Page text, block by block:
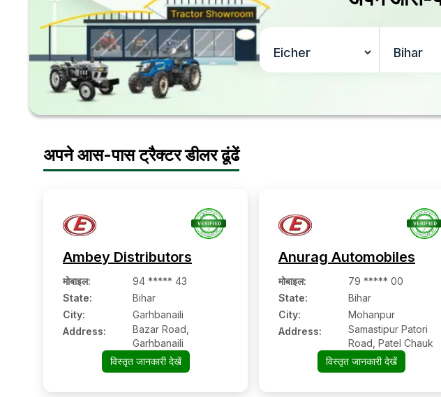
अपने आस-पास ट्रैक्टर डीलर ढूंढें
Ambey Distributors
मोबाइल:
94 ***** 43
State:
Bihar
City:
Garhbanaili
Address:
Bazar Road,
Garhbanaili
विस्तृत जानकारी देखें
Anurag Automobiles
मोबाइल:
79 ***** 00
State:
Bihar
City:
Mohanpur
Address:
Samastipur Patori
Road, Patel Chauk
विस्तृत जानकारी देखें